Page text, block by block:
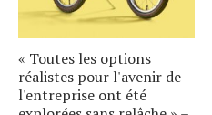
« Toutes les options
réalistes pour l'avenir de
l'entreprise ont été